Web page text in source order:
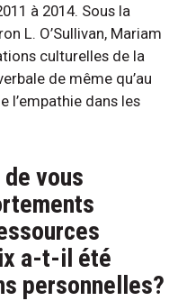
à 2014. Sous la
L. O’Sullivan, Mariam
culturelles de la
de même qu’au
dans les
vous
a-t-il été
personnelles?